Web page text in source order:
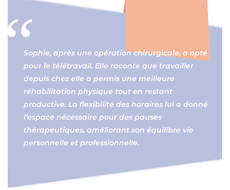
Sophie, après une opération chirurgicale, a opté
pour le télétravail. Elle raconte que travailler
depuis chez elle a permis une meilleure
réhabilitation physique tout en restant
productive. La flexibilité des horaires lui a donné
l’espace nécessaire pour des pauses
thérapeutiques, améliorant son équilibre vie
personnelle et professionnelle.